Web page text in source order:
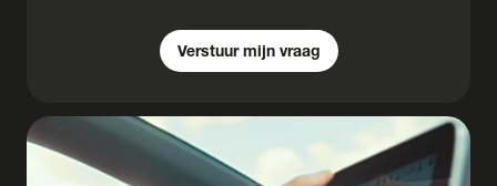
Verstuur mijn vraag